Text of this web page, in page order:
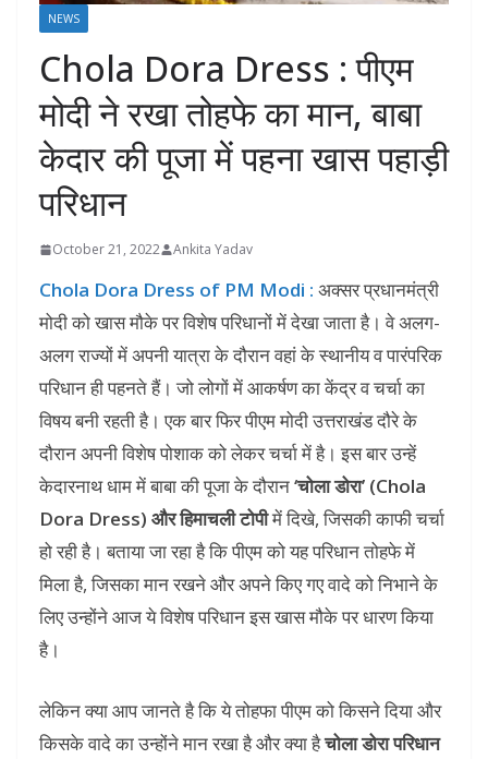
NEWS
Chola Dora Dress : पीएम
मोदी ने रखा तोहफे का मान, बाबा
केदार की पूजा में पहना खास पहाड़ी
परिधान
October 21, 2022 Ankita Yadav
Chola Dora Dress of PM Modi : अक्सर प्रधानमंत्री
मोदी को खास मौके पर विशेष परिधानों में देखा जाता है। वे अलग-
अलग राज्यों में अपनी यात्रा के दौरान वहां के स्थानीय व पारंपरिक
परिधान ही पहनते हैं। जो लोगों में आकर्षण का केंद्र व चर्चा का
विषय बनी रहती है। एक बार फिर पीएम मोदी उत्तराखंड दौरे के
दौरान अपनी विशेष पोशाक को लेकर चर्चा में है। इस बार उन्हें
केदारनाथ धाम में बाबा की पूजा के दौरान‘चोला डोरा’ (Chola
Dora Dress) और हिमाचली टोपीमें दिखे, जिसकी काफी चर्चा
हो रही है। बताया जा रहा है कि पीएम को यह परिधान तोहफे में
मिला है, जिसका मान रखने और अपने किए गए वादे को निभाने के
लिए उन्होंने आज ये विशेष परिधान इस खास मौके पर धारण किया
है।
लेकिन क्या आप जानते है कि ये तोहफा पीएम को किसने दिया और
किसके वादे का उन्होंने मान रखा है और क्या हैचोला डोरा परिधान